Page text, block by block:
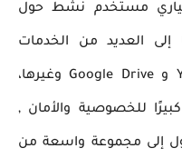
مستخدم نشط حول
إلى العديد من الخدمات
الأساسية مثل Gmail و YouTube و Google Drive وغيرها،
للخصوصية والأمان ,
إلى مجموعة واسعة من